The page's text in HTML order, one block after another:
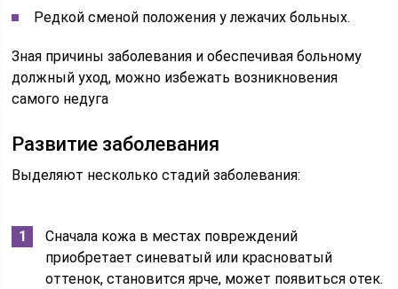
Редкой сменой положения у лежачих больных.
Зная причины заболевания и обеспечивая больному
должный уход, можно избежать возникновения
самого недуга
Развитие заболевания
Выделяют несколько стадий заболевания:
Сначала кожа в местах повреждений
приобретает синеватый или красноватый
оттенок, становится ярче, может появиться отек.